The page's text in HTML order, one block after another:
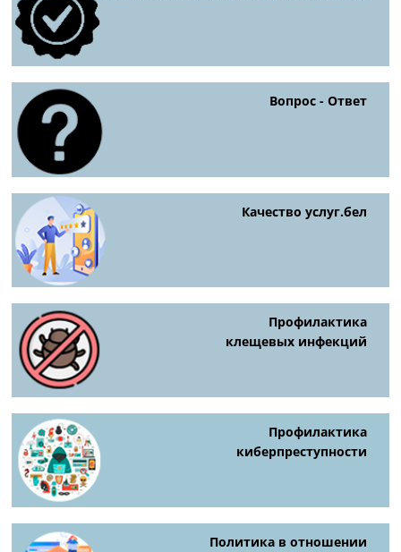
Вопрос - Ответ
Качество услуг.бел
Профилактика
клещевых инфекций
Профилактика
киберпреступности
Политика в отношении